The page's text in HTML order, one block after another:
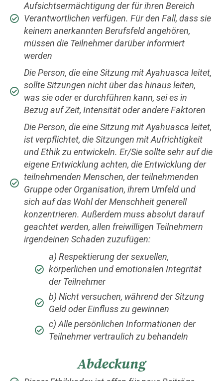
Aufsichtsermächtigung der für ihren Bereich
Verantwortlichen verfügen. Für den Fall, dass sie
keinem anerkannten Berufsfeld angehören,
müssen die Teilnehmer darüber informiert
werden
Die Person, die eine Sitzung mit Ayahuasca leitet,
sollte Sitzungen nicht über das hinaus leiten,
was sie oder er durchführen kann, sei es in
Bezug auf Zeit, Intensität oder andere Faktoren
Die Person, die eine Sitzung mit Ayahuasca leitet,
ist verpflichtet, die Sitzungen mit Aufrichtigkeit
und Ethik zu entwickeln. Er/Sie sollte sehr auf die
eigene Entwicklung achten, die Entwicklung der
teilnehmenden Menschen, der teilnehmenden
Gruppe oder Organisation, ihrem Umfeld und
sich auf das Wohl der Menschheit generell
konzentrieren. Außerdem muss absolut darauf
geachtet werden, allen freiwilligen Teilnehmern
irgendeinen Schaden zuzufügen:
a) Respektierung der sexuellen,
körperlichen und emotionalen Integrität
der Teilnehmer
b) Nicht versuchen, während der Sitzung
Geld oder Einfluss zu gewinnen
c) Alle persönlichen Informationen der
Teilnehmer vertraulich zu behandeln
Abdeckung